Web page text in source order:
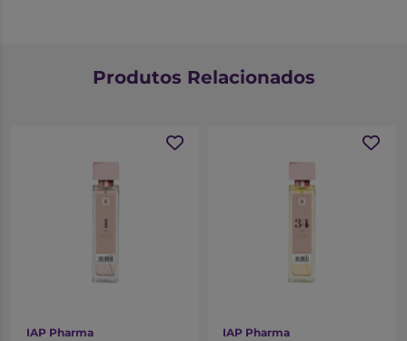
Produtos Relacionados
IAP Pharma IAP Pharma